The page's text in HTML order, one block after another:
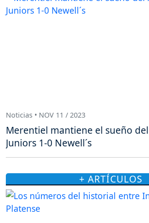
Noticias • NOV 11 / 2023
Merentiel mantiene el sueño del
Juniors 1-0 Newell´s
+ ARTÍCULOS